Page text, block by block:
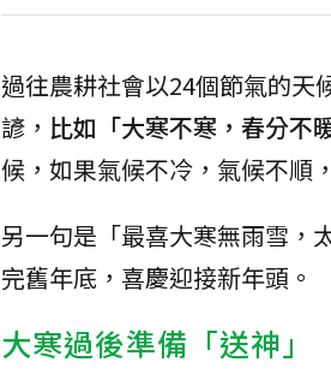
過往農耕社會以24個節氣的天
諺， 比如「大寒不寒，春分不
候，如果氣候不冷，氣候不順
另一句是「最喜大寒無雨雪，
完舊年底，喜慶迎接新年頭。
大寒過後準備「送神」